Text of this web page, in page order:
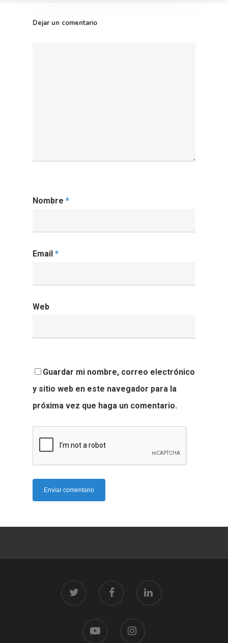
Dejar un comentario
Nombre *
Email *
Web
Guardar mi nombre, correo electrónico
y sitio web en este navegador para la
próxima vez que haga un comentario.